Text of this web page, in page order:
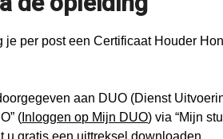
per post een Certificaat Houder
aan DUO (Dienst
( Inloggen op Mijn DUO) via “Mijn
u gratis een uittreksel downloaden.